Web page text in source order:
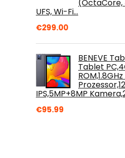
(OctaCore,
UFS, Wi-Fi…
€299.00
BENEVE
Tablet
IPS,5MP+8MP
€95.99